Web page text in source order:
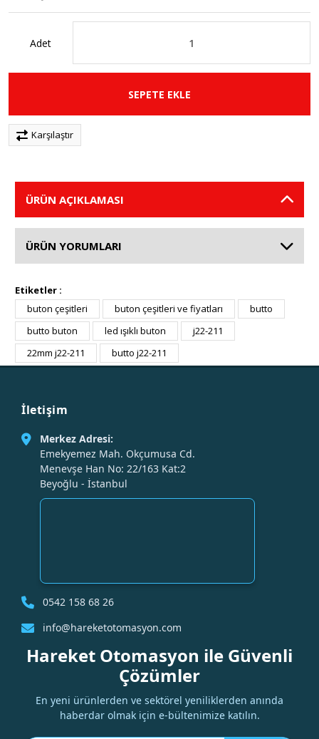
Adet
SEPETE EKLE
Karşılaştır
ÜRÜN AÇIKLAMASI
ÜRÜN YORUMLARI
Etiketler :
buton çeşitleri
buton çeşitleri ve fiyatları
butto
butto buton
led ışıklı buton
j22-211
22mm j22-211
butto j22-211
İletişim
Merkez Adresi:
Emekyemez Mah. Okçumusa Cd.
Menevşe Han No: 22/163 Kat:2
Beyoğlu - İstanbul
0542 158 68 26
info@hareketotomasyon.com
Hareket Otomasyon ile Güvenli
Çözümler
En yeni ürünlerden ve sektörel yeniliklerden anında
haberdar olmak için e-bültenimize katılın.